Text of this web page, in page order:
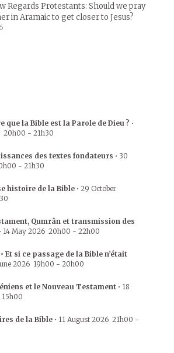
Regards Protestants: Should we pray
in Aramaic to get closer to Jesus?
que la Bible est la Parole de Dieu ? •
20h00 - 21h30
des textes fondateurs • 30
- 21h30
histoire de la Bible • 29 October
Qumrân et transmission des
• 14 May 2026 20h00 - 22h00
Et si ce passage de la Bible n’était
2026 19h00 - 20h00
et le Nouveau Testament • 18
15h00
de la Bible • 11 August 2026 21h00 -